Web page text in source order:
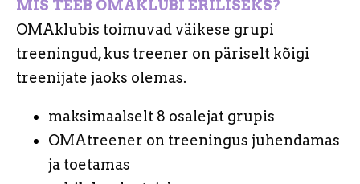
MIS TEEB OMAKLUBI ERILISEKS?
OMAklubis toimuvad väikese grupi
treeningud, kus treener on päriselt kõigi
treenijate jaoks olemas.
maksimaalselt 8 osalejat grupis
OMAtreener on treeningus juhendamas
ja toetamas